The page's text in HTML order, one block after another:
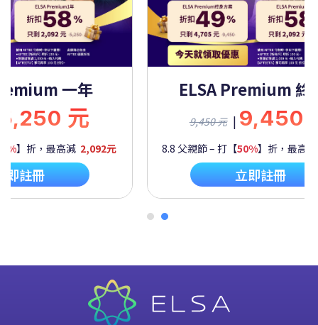
一年
元
】折，最高減 2,092元
即註冊
ELSA Premium 終
9,450 元 | 9,450
8.8 父親節 – 打【50%】折，最高
立即註冊